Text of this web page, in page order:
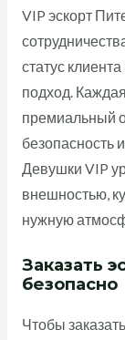
VIP эскорт
статус
подход.
премиальный
безопасность
Девушки VIP
внешностью,
нужную
Заказать
безопасно
Чтобы